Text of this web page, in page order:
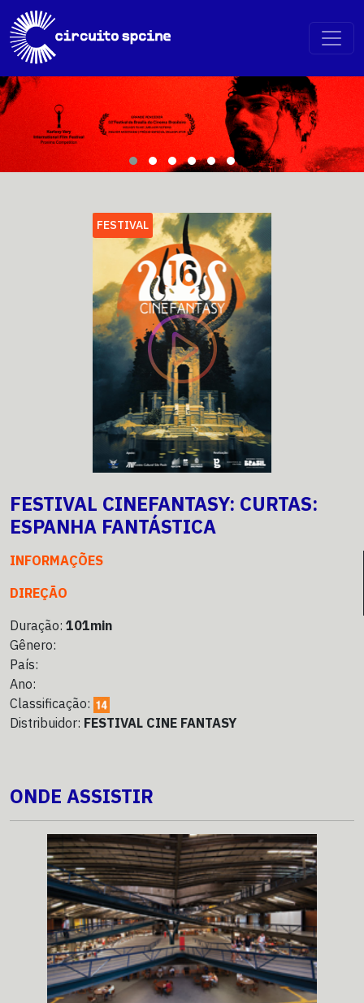
FESTIVAL
FESTIVAL CINEFANTASY: CURTAS:
ESPANHA FANTÁSTICA
INFORMAÇÕES
DIREÇÃO
Duração: 101min
Gênero:
País:
Ano:
Classificação:
Distribuidor: FESTIVAL CINE FANTASY
ONDE ASSISTIR